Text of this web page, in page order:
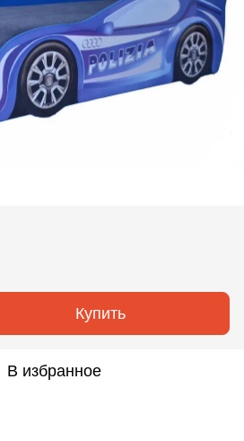
Купить
В избранное